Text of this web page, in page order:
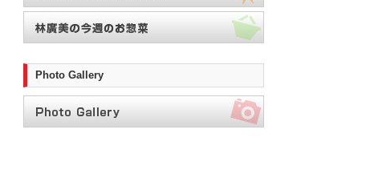
Photo Gallery